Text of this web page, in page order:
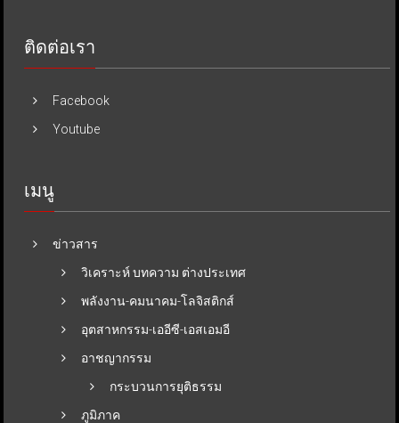
ติดต่อเรา
Facebook
Youtube
เมนู
ข่าวสาร
วิเคราะห์ บทความ ต่างประเทศ
พลังงาน-คมนาคม-โลจิสติกส์
อุตสาหกรรม-เออีซี-เอสเอมอี
อาชญากรรม
กระบวนการยุติธรรม
ภูมิภาค